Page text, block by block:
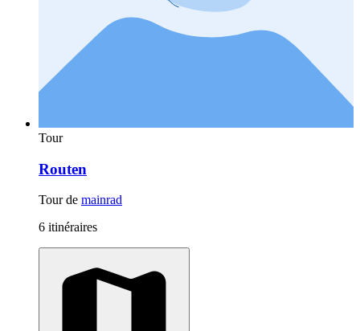
Tour
Routen
Tour de mainrad
6 itinéraires